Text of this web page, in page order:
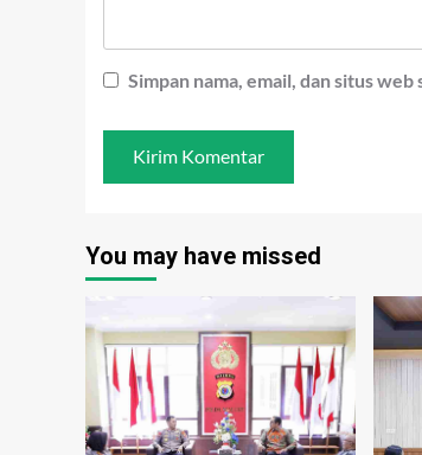
Simpan nama, email, dan situs
You may have missed